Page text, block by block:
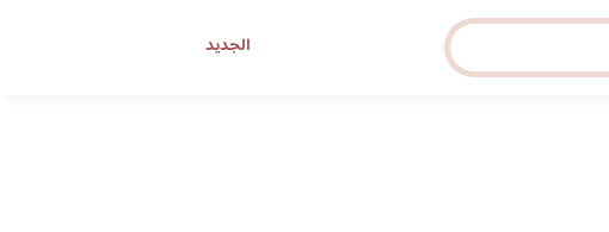
الجديد